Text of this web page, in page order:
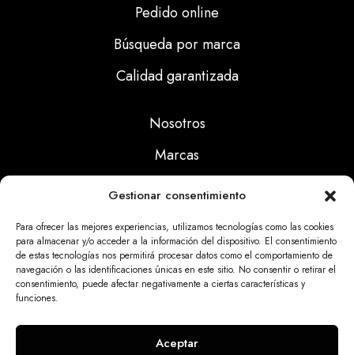
Gestionar consentimiento
Para ofrecer las mejores experiencias, utilizamos tecnologías como las cookies
para almacenar y/o acceder a la información del dispositivo. El consentimiento
de estas tecnologías nos permitirá procesar datos como el comportamiento de
navegación o las identificaciones únicas en este sitio. No consentir o retirar el
consentimiento, puede afectar negativamente a ciertas características y
funciones.
Aceptar
Pedido online
Búsqueda por marca
Calidad garantizada
Nosotros
Marcas
Noticias
Aviso Legal
Politicas Cookies